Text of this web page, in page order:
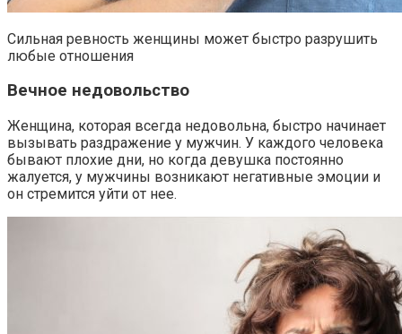
Сильная ревность женщины может быстро разрушить
любые отношения
Вечное недовольство
Женщина, которая всегда недовольна, быстро начинает
вызывать раздражение у мужчин. У каждого человека
бывают плохие дни, но когда девушка постоянно
жалуется, у мужчины возникают негативные эмоции и
он стремится уйти от нее.